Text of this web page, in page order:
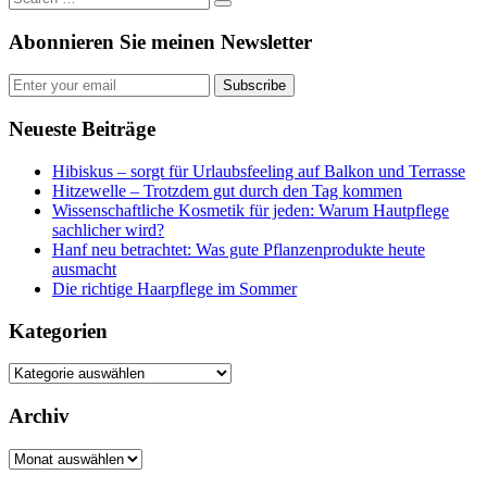
Abonnieren Sie meinen Newsletter
Subscribe
Neueste Beiträge
Hibiskus – sorgt für Urlaubsfeeling auf Balkon und Terrasse
Hitzewelle – Trotzdem gut durch den Tag kommen
Wissenschaftliche Kosmetik für jeden: Warum Hautpflege
sachlicher wird?
Hanf neu betrachtet: Was gute Pflanzenprodukte heute
ausmacht
Die richtige Haarpflege im Sommer
Kategorien
Kategorien
Archiv
Archiv